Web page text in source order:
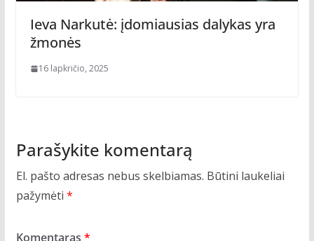
Ieva Narkutė: įdomiausias dalykas yra
žmonės
16 lapkričio, 2025
Parašykite komentarą
El. pašto adresas nebus skelbiamas. Būtini laukeliai
pažymėti *
Komentaras *